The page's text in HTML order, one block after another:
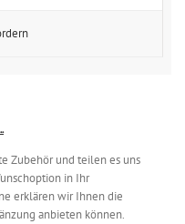
Zubehör und teilen es uns
in Ihr
erklären wir Ihnen die
anbieten können.